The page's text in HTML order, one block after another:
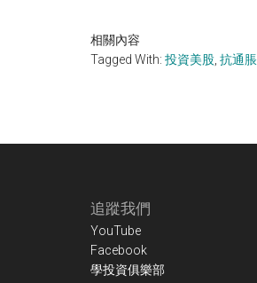
相關內容
Tagged With: 投資美股 抗通脹
追蹤我們
YouTube
Facebook
學投資俱樂部